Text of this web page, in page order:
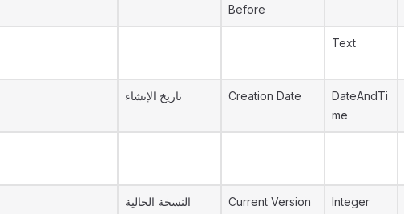
Before
Text
تاريخ الإنشاء Creation Date
DateAndTi
me
النسخة الحالية Current Version Integer